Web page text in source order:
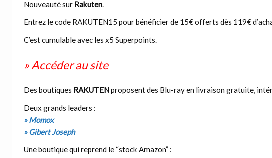
Nouveauté sur Rakuten.
Entrez le code RAKUTEN15 pour bénéficier de 15€ offerts dès 119€
C’est cumulable avec les x5 Superpoints.
» Accéder au site
Des boutiques RAKUTENproposent des Blu-ray en livraison gratuite,
Deux grands leaders :
» Momox
» Gibert Joseph
Une boutique qui reprend le “stock Amazon” :